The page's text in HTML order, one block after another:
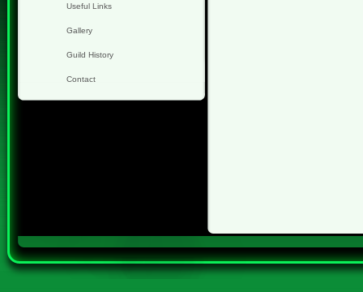
Useful Links
Gallery
Guild History
Contact